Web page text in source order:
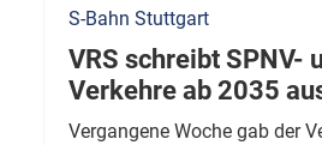
S-Bahn Stuttgart
VRS schreibt SPNV-
Verkehre ab 2035
Vergangene Woche gab der